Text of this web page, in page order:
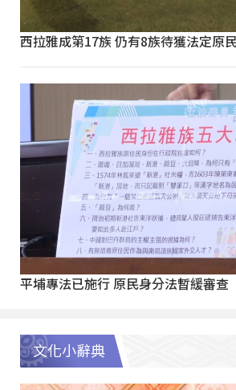
西拉雅成第17族 仍有8族待獲法定原
平埔專法已施行 原民身分法暫緩審查
文化小辭典